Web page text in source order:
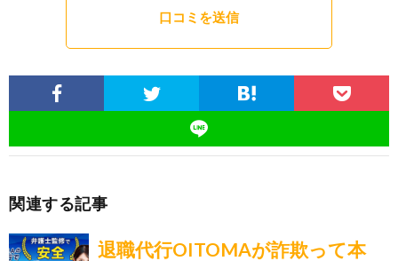
関連する記事
退職代行OITOMAが詐欺って本